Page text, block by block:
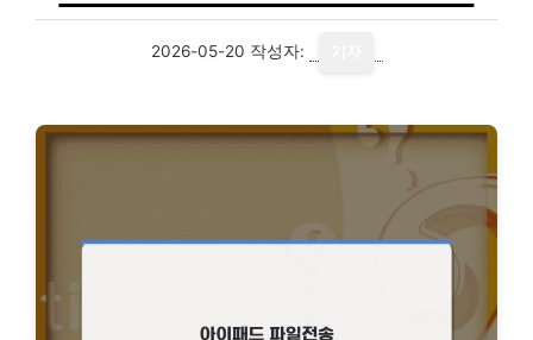
2026-05-20 작성자: